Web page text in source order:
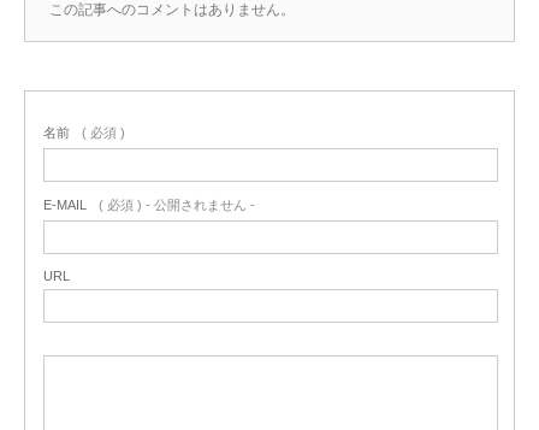
この記事へのコメントはありません。
名前 ( 必須 )
E-MAIL ( 必須 ) - 公開されません -
URL